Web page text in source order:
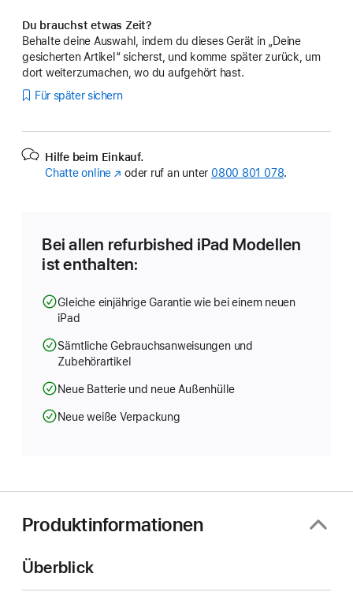
Du brauchst etwas Zeit?
Behalte deine Auswahl, indem du dieses Gerät in „Deine
gesicherten Artikel“ sicherst, und komme später zurück, um
dort weiterzumachen, wo du aufgehört hast.
Für später sichern
Hilfe beim Einkauf.
Chatte online (Öffnet
oder ruf an unter 0800 801 078.
Bei allen refurbished iPad Modellen
ist enthalten:
Gleiche einjährige Garantie wie bei einem neuen
iPad
Sämtliche Gebrauchsanweisungen und
Zubehörartikel
Neue Batterie und neue Außenhülle
Neue weiße Verpackung
Produktinformationen
Überblick